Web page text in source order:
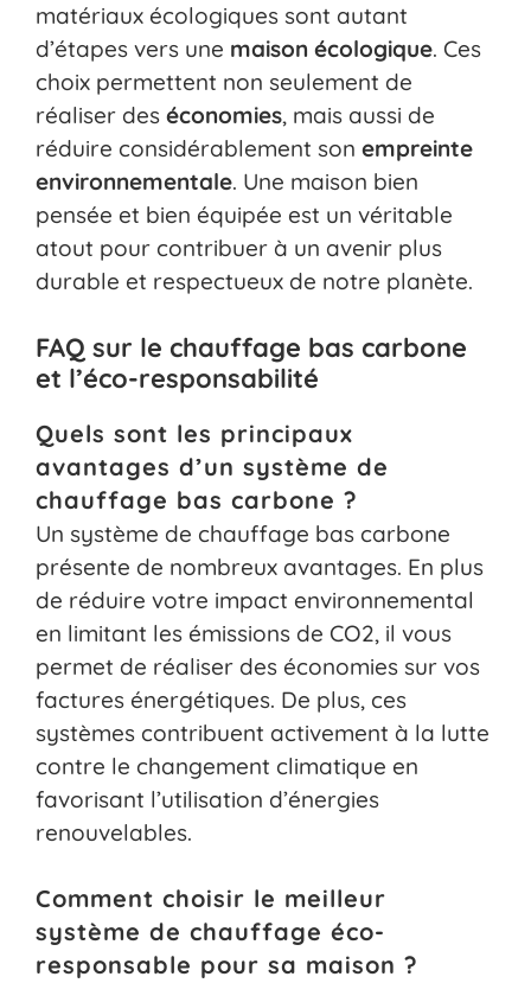
matériaux écologiques sont autant
d’étapes vers une maison écologique. Ces
choix permettent non seulement de
réaliser des économies, mais aussi de
réduire considérablement son empreinte
environnementale. Une maison bien
pensée et bien équipée est un véritable
atout pour contribuer à un avenir plus
durable et respectueux de notre planète.
FAQ sur le chauffage bas carbone
et l’éco-responsabilité
Quels sont les principaux
avantages d’un système de
chauffage bas carbone ?
Un système de chauffage bas carbone
présente de nombreux avantages. En plus
de réduire votre impact environnemental
en limitant les émissions de CO2, il vous
permet de réaliser des économies sur vos
factures énergétiques. De plus, ces
systèmes contribuent activement à la lutte
contre le changement climatique en
favorisant l’utilisation d’énergies
renouvelables.
Comment choisir le meilleur
système de chauffage éco-
responsable pour sa maison ?